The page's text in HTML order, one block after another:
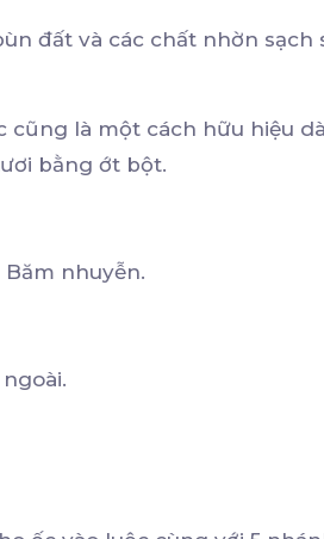
đất và các chất nhờn sạch
cũng là một cách hữu hiệu
bằng ớt bột.
Băm nhuyễn.